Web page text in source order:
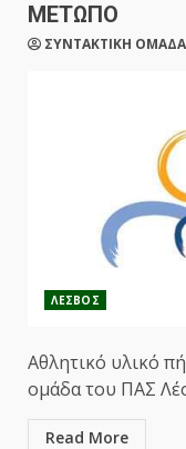
ΜΕΤΩΠΟ
ΣΥΝΤΑΚΤΙΚΗ ΟΜΑΔΑ
ΛΕΣΒΟΣ
Αθλητικό υλικό
ομάδα του ΠΑΣ
Read More